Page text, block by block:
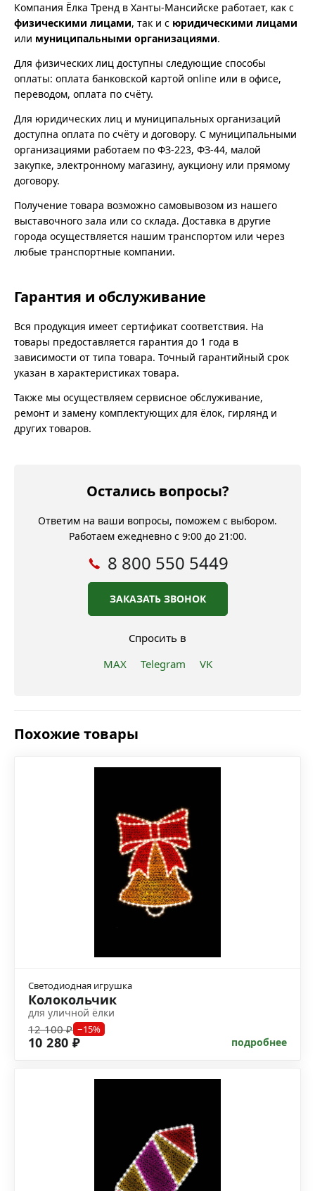
Компания Ёлка Тренд в Ханты-Мансийске работает, как с
физическими лицами, так и с юридическими лицами
или муниципальными организациями.
Для физических лиц доступны следующие способы
оплаты: оплата банковской картой online или в офисе,
переводом, оплата по счёту.
Для юридических лиц и муниципальных организаций
доступна оплата по счёту и договору. С муниципальными
организациями работаем по ФЗ-223, ФЗ-44, малой
закупке, электронному магазину, аукциону или прямому
договору.
Получение товара возможно самовывозом из нашего
выставочного зала или со склада. Доставка в другие
города осуществляется нашим транспортом или через
любые транспортные компании.
Гарантия и обслуживание
Вся продукция имеет сертификат соответствия. На
товары предоставляется гарантия до 1 года в
зависимости от типа товара. Точный гарантийный срок
указан в характеристиках товара.
Также мы осуществляем сервисное обслуживание,
ремонт и замену комплектующих для ёлок, гирлянд и
других товаров.
Остались вопросы?
Ответим на ваши вопросы, поможем с выбором.
Работаем ежедневно с 9:00 до 21:00.
8 800 550 5449
ЗАКАЗАТЬ ЗВОНОК
Спросить в
MAX
Telegram VK
Похожие товары
Светодиодная игрушка
Колокольчик
для уличной ёлки
12 100 ₽ −15%
10 280 ₽ подробнее